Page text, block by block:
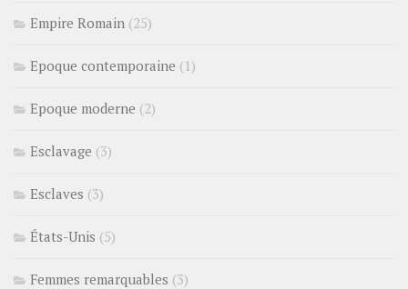
Empire Romain (25)
Epoque contemporaine (1)
Epoque moderne (2)
Esclavage (3)
Esclaves (3)
États-Unis (5)
Femmes remarquables (3)